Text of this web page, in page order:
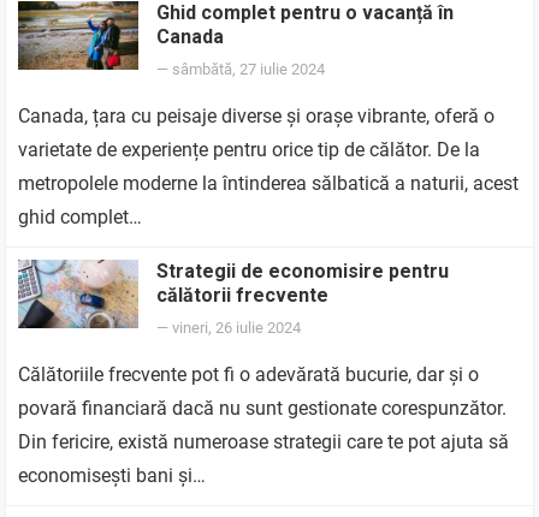
Ghid complet pentru o vacanță în
Canada
— sâmbătă, 27 iulie 2024
Canada, țara cu peisaje diverse și orașe vibrante, oferă o
varietate de experiențe pentru orice tip de călător. De la
metropolele moderne la întinderea sălbatică a naturii, acest
ghid complet…
Strategii de economisire pentru
călătorii frecvente
—vineri, 26 iulie 2024
Călătoriile frecvente pot fi o adevărată bucurie, dar și o
povară financiară dacă nu sunt gestionate corespunzător.
Din fericire, există numeroase strategii care te pot ajuta să
economisești bani și…